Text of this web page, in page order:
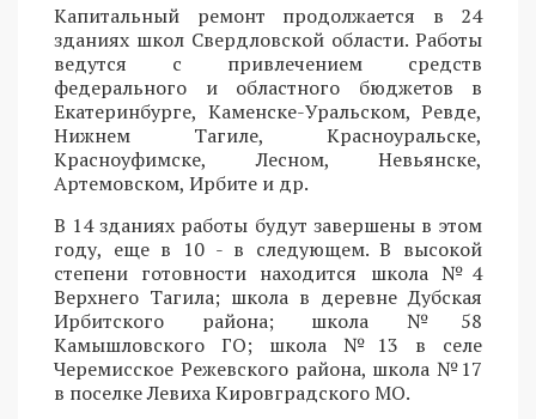
Капитальный ремонт продолжается в 24
зданиях школ Свердловской области. Работы
ведутся с привлечением средств
федерального и областного бюджетов в
Екатеринбурге, Каменске-Уральском, Ревде,
Нижнем Тагиле, Красноуральске,
Красноуфимске, Лесном, Невьянске,
Артемовском, Ирбите и др.
В 14 зданиях работы будут завершены в этом
году, еще в 10 - в следующем. В высокой
степени готовности находится школа №4
Верхнего Тагила; школа в деревне Дубская
Ирбитского района; школа №58
Камышловского ГО; школа №13 в селе
Черемисское Режевского района, школа №17
в поселке Левиха Кировградского МО.